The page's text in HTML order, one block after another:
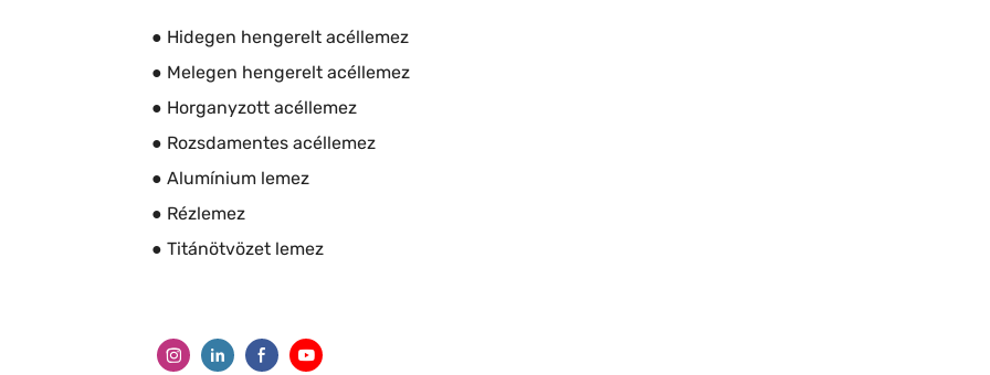
● Hidegen hengerelt acéllemez
● Melegen hengerelt acéllemez
● Horganyzott acéllemez
● Rozsdamentes acéllemez
● Alumínium lemez
● Rézlemez
● Titánötvözet lemez